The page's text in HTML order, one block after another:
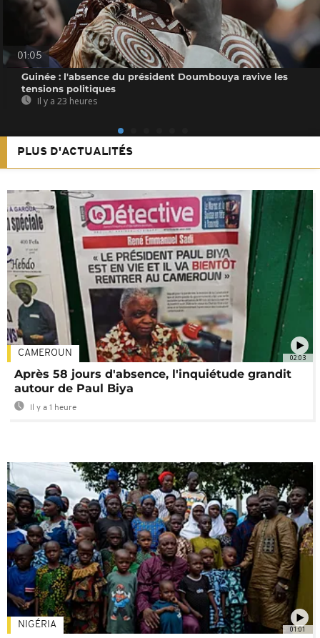
01:05
Guinée : l'absence du président Doumbouya ravive les
tensions politiques
Il y a 23 heures
PLUS D'ACTUALITÉS
02:03
CAMEROUN
Après 58 jours d'absence, l'inquiétude grandit
autour de Paul Biya
Il y a 1 heure
01:01
NIGÉRIA